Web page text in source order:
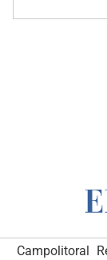
Campolitoral